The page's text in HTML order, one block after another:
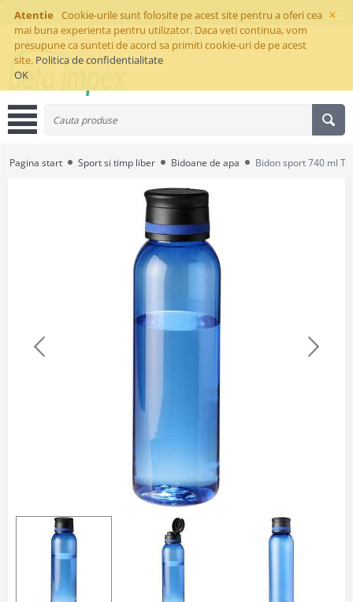
×
Atentie
Cookie-urile sunt folosite pe acest site pentru a oferi cea
mai buna experienta pentru utilizator. Daca veti continua, vom
presupune ca sunteti de acord sa primiti cookie-uri de pe acest
site. Politica de confidentialitate
OK
Pagina start Sport si timp liber Bidoane de apa Bidon sport 740 ml